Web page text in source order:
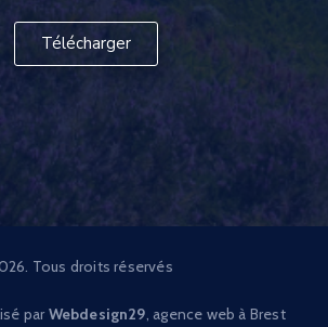
Télécharger
Tous droits réservés
par Webdesign29 , agence web à Brest